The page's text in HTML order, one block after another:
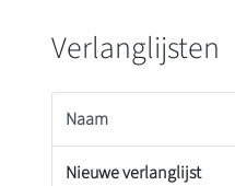
Verlanglijsten
Naam
Nieuwe verlanglijst